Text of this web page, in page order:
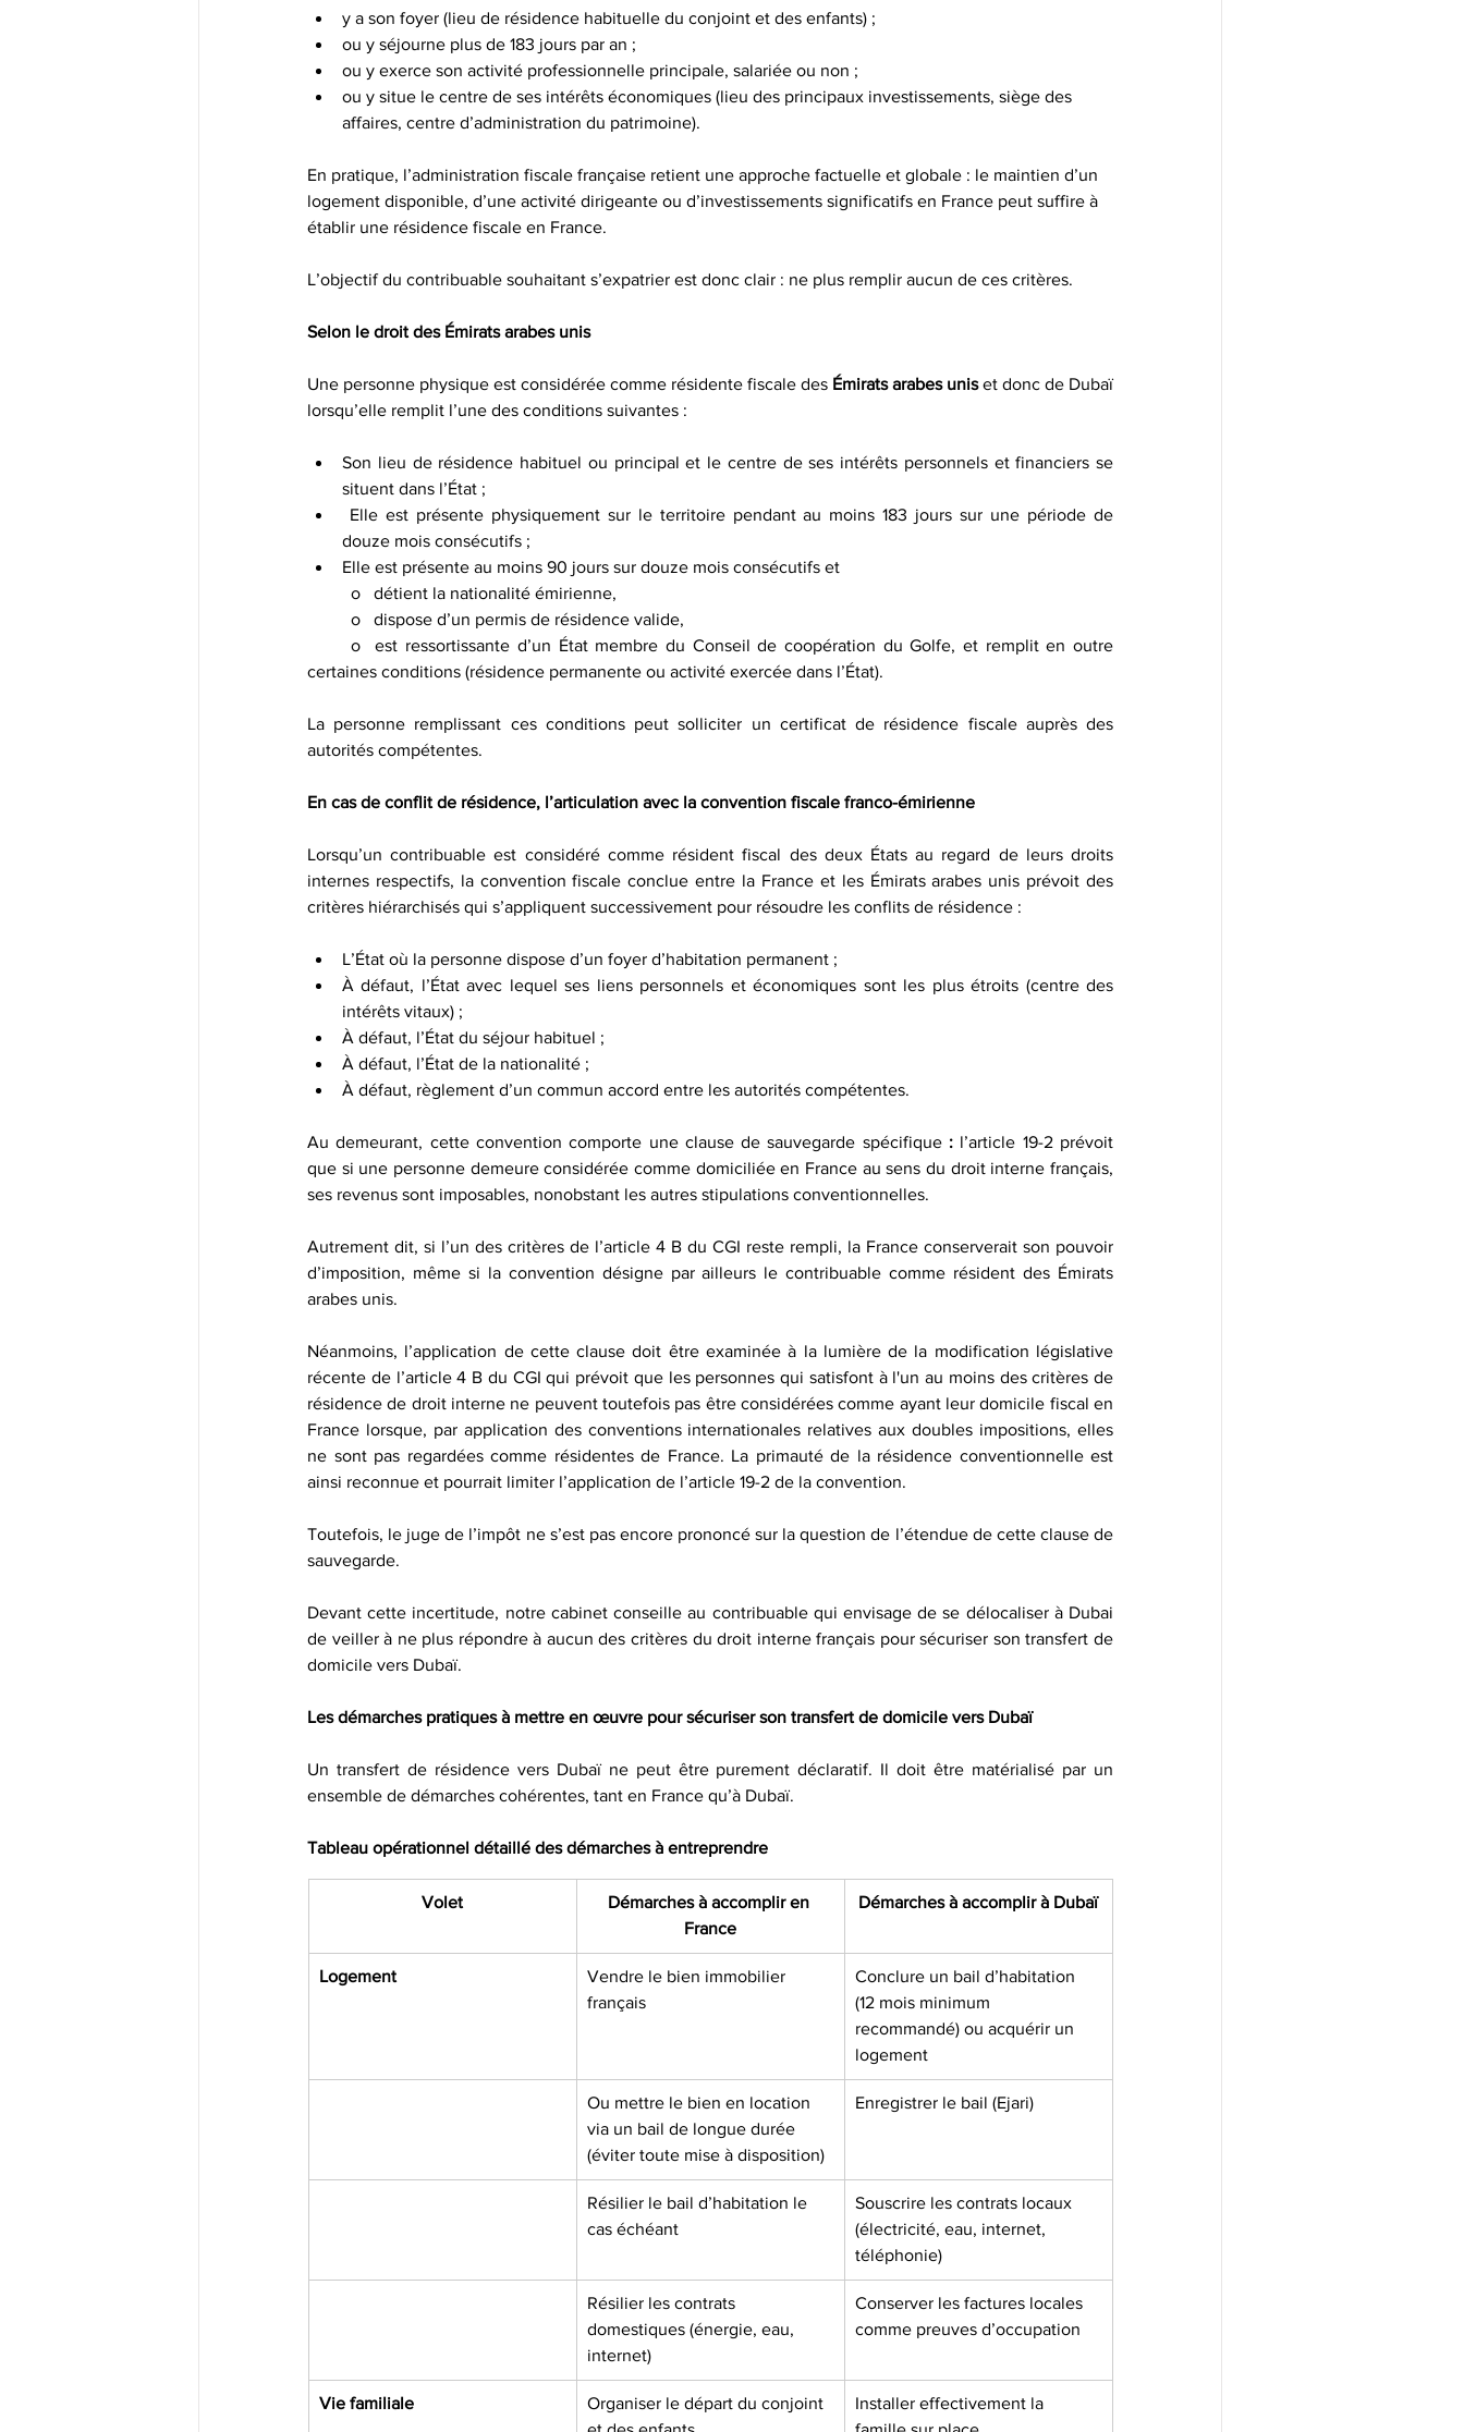
y a son foyer (lieu de résidence habituelle du conjoint et des enfants) ;
ou y séjourne plus de 183 jours par an ;
ou y exerce son activité professionnelle principale, salariée ou non ;
ou y situe le centre de ses intérêts économiques (lieu des principaux investissements, siège des
affaires, centre d’administration du patrimoine).
En pratique, l’administration fiscale française retient une approche factuelle et globale : le maintien d’un
logement disponible, d’une activité dirigeante ou d’investissements significatifs en France peut suffire à
établir une résidence fiscale en France.
L’objectif du contribuable souhaitant s’expatrier est donc clair : ne plus remplir aucun de ces critères.
Selon le droit des Émirats arabes unis
Une personne physique est considérée comme résidente fiscale des Émirats arabes unis et donc de Dubaï
lorsqu’elle remplit l’une des conditions suivantes :
Son lieu de résidence habituel ou principal et le centre de ses intérêts personnels et financiers se
situent dans l’État ;
douze mois consécutifs ;
Elle est présente au moins 90 jours sur douze mois consécutifs et
	o   détient la nationalité émirienne,
	o   dispose d’un permis de résidence valide,
      o  est ressortissante d’un État membre du Conseil de coopération du Golfe, et remplit en outre
certaines conditions (résidence permanente ou activité exercée dans l’État).
La personne remplissant ces conditions peut solliciter un certificat de résidence fiscale auprès des
autorités compétentes.
En cas de conflit de résidence, l’articulation avec la convention fiscale franco-émirienne
Lorsqu’un contribuable est considéré comme résident fiscal des deux États au regard de leurs droits
internes respectifs, la convention fiscale conclue entre la France et les Émirats arabes unis prévoit des
critères hiérarchisés qui s’appliquent successivement pour résoudre les conflits de résidence :
L’État où la personne dispose d’un foyer d’habitation permanent ;
À défaut, l’État avec lequel ses liens personnels et économiques sont les plus étroits (centre des
intérêts vitaux) ;
À défaut, l’État du séjour habituel ;
À défaut, l’État de la nationalité ;
À défaut, règlement d’un commun accord entre les autorités compétentes.
Au demeurant, cette convention comporte une clause de sauvegarde spécifique : l’article 19-2 prévoit
que si une personne demeure considérée comme domiciliée en France au sens du droit interne français,
ses revenus sont imposables, nonobstant les autres stipulations conventionnelles.
Autrement dit, si l’un des critères de l’article 4 B du CGI reste rempli, la France conserverait son pouvoir
d’imposition, même si la convention désigne par ailleurs le contribuable comme résident des Émirats
arabes unis.
Néanmoins, l’application de cette clause doit être examinée à la lumière de la modification législative
récente de l’article 4 B du CGI qui prévoit que les personnes qui satisfont à l'un au moins des critères de
résidence de droit interne ne peuvent toutefois pas être considérées comme ayant leur domicile fiscal en
France lorsque, par application des conventions internationales relatives aux doubles impositions, elles
ne sont pas regardées comme résidentes de France. La primauté de la résidence conventionnelle est
ainsi reconnue et pourrait limiter l’application de l’article 19-2 de la convention.
Toutefois, le juge de l’impôt ne s’est pas encore prononcé sur la question de l’étendue de cette clause de
sauvegarde.
Devant cette incertitude, notre cabinet conseille au contribuable qui envisage de se délocaliser à Dubai
de veiller à ne plus répondre à aucun des critères du droit interne français pour sécuriser son transfert de
domicile vers Dubaï.
Les démarches pratiques à mettre en œuvre pour sécuriser son transfert de domicile vers Dubaï
Un transfert de résidence vers Dubaï ne peut être purement déclaratif. Il doit être matérialisé par un
ensemble de démarches cohérentes, tant en France qu’à Dubaï.
Tableau opérationnel détaillé des démarches à entreprendre
Volet
Démarches à accomplir en
France
Démarches à accomplir à Dubaï
Logement
Vendre le bien immobilier
français
Conclure un bail d’habitation
(12 mois minimum
recommandé) ou acquérir un
logement
Ou mettre le bien en location
via un bail de longue durée
(éviter toute mise à disposition)
Enregistrer le bail (Ejari)
Résilier le bail d’habitation le
cas échéant
Souscrire les contrats locaux
(électricité, eau, internet,
téléphonie)
Résilier les contrats
domestiques (énergie, eau,
internet)
Conserver les factures locales
comme preuves d’occupation
Vie familiale
Organiser le départ du conjoint
Installer effectivement la